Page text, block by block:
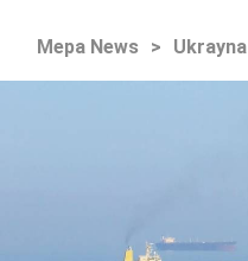
Mepa News > Ukrayna